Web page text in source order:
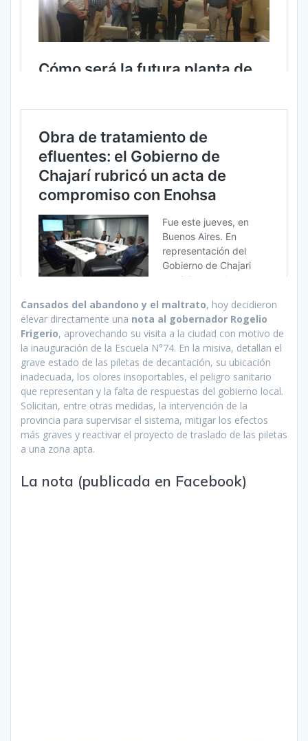
Cansados del abandono y el maltrato, hoy decidieron
elevar directamente una nota al gobernador Rogelio
Frigerio, aprovechando su visita a la ciudad con motivo de
la inauguración de la Escuela N°74. En la misiva, detallan el
grave estado de las piletas de decantación, su ubicación
inadecuada, los olores insoportables, el peligro sanitario
que representan y la falta de respuestas del gobierno local.
Solicitan, entre otras medidas, la intervención de la
provincia para supervisar el sistema, mitigar los efectos
más graves y reactivar el proyecto de traslado de las piletas
a una zona apta.
La nota (publicada en Facebook)